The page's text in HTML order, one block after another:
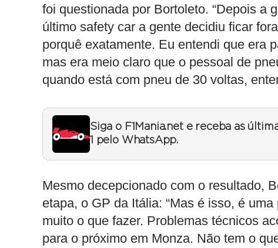
foi questionada por Bortoleto. “Depois a
último safety car a gente decidiu ficar
porquê exatamente. Eu entendi que era
mas era meio claro que o pessoal de
quando está com pneu de 30 voltas,
Siga o F1Mania.net e receba as
1 pelo WhatsApp.
Mesmo decepcionado com o resultado,
etapa, o GP da Itália: “Mas é isso, é
muito o que fazer. Problemas técnicos
para o próximo em Monza. Não tem o